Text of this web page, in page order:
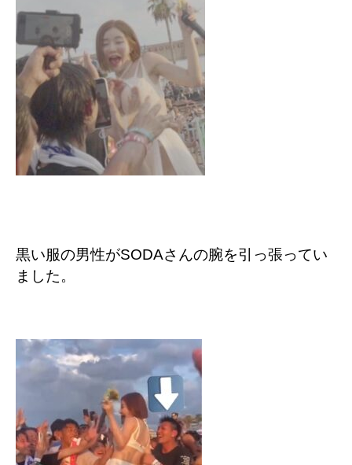
黒い服の男性がSODAさんの腕を引っ張ってい
ました。